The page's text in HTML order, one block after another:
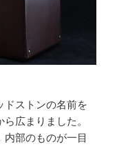
ドストンの名前を
広まりました。
部のものが一目